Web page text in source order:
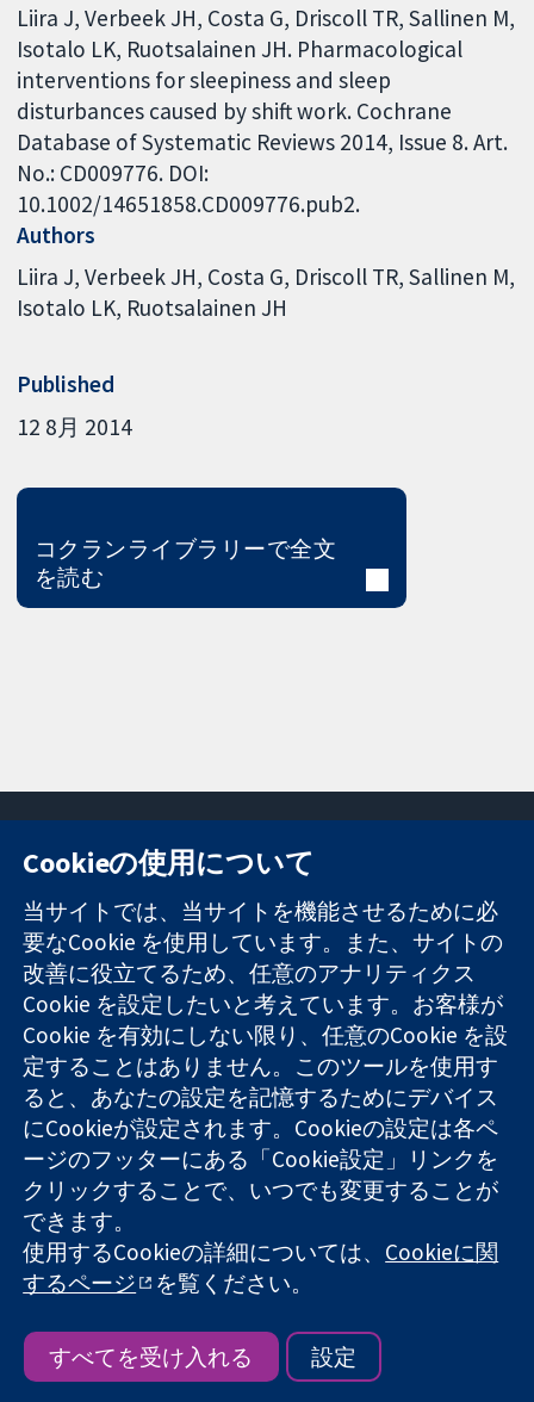
Liira J, Verbeek JH, Costa G, Driscoll TR, Sallinen M,
Isotalo LK, Ruotsalainen JH. Pharmacological
interventions for sleepiness and sleep
disturbances caused by shift work. Cochrane
Database of Systematic Reviews 2014, Issue 8. Art.
No.: CD009776. DOI:
10.1002/14651858.CD009776.pub2.
Authors
Liira J Verbeek JH Costa G Driscoll TR Sallinen M
Isotalo LK Ruotsalainen JH
Published
12 8月 2014
コクランライブラリーで全文
を読む
信頼できるエビ
デンスと
情報に基づく意
思決定により
健康のさらなる
向上へ
11-13 Cavendish
Square
London
W1G 0AN
United Kingdom
お問い合わせ
ニュース
広報
コクランにつ
いて
採用
Cochrane
Library
コクラン・コラボレーションは、イングランド及びウェールズ
に登録された慈善団体（登録番号 1045921）および保証有限責
任会社（登録番号 03044323）です。付加価値税登録番号 GB
718 2127 49
Copyright © 2026 The Cochrane Collaboration
ウェブサイト利用規約|免責事項 個人情報|
Cookie設定
Cookieの使用について
当サイトでは、当サイトを機能させるために必
要なCookie を使用しています。また、サイトの
改善に役立てるため、任意のアナリティクス
Cookie を設定したいと考えています。お客様が
Cookie を有効にしない限り、任意のCookie を設
定することはありません。このツールを使用す
ると、あなたの設定を記憶するためにデバイス
にCookieが設定されます。Cookieの設定は各ペ
ージのフッターにある「Cookie設定」リンクを
クリックすることで、いつでも変更することが
できます。
使用するCookieの詳細については、 Cookieに関
するページ
を覧ください。
すべてを受け入れる 設定